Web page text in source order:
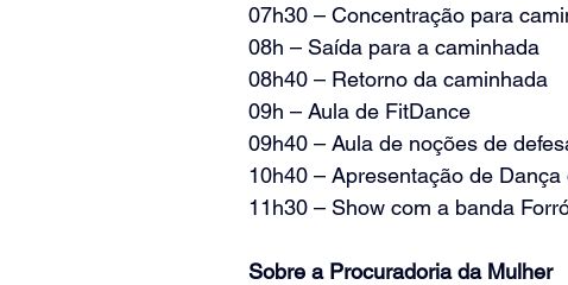
07h30 – Concentração para
08h – Saída para a caminhada
08h40 – Retorno da caminhada
09h – Aula de FitDance
09h40 – Aula de noções de
10h40 – Apresentação de
11h30 – Show com a banda
Sobre a Procuradoria da Mulher